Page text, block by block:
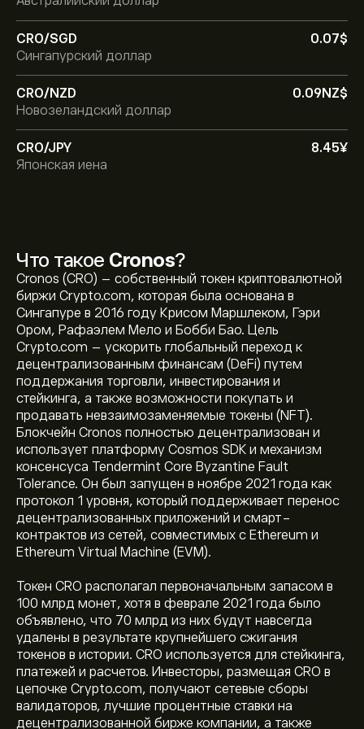
CRO/SGD
0.07‎$‎
Сингапурский доллар
CRO/NZD
0.09‎NZ$‎
Новозеландский доллар
CRO/JPY
8.45‎¥‎
Японская иена
Что такое Cronos?
Cronos (CRO) – собственный токен криптовалютной
биржи Crypto.com, которая была основана в
Сингапуре в 2016 году Крисом Маршлеком, Гэри
Ором, Рафаэлем Мело и Бобби Бао. Цель
Crypto.com – ускорить глобальный переход к
децентрализованным финансам (DeFi) путем
поддержания торговли, инвестирования и
стейкинга, а также возможности покупать и
продавать невзаимозаменяемые токены (NFT).
Блокчейн Cronos полностью децентрализован и
использует платформу Cosmos SDK и механизм
консенсуса Tendermint Core Byzantine Fault
Tolerance. Он был запущен в ноябре 2021 года как
протокол 1 уровня, который поддерживает перенос
децентрализованных приложений и смарт-
контрактов из сетей, совместимых с Ethereum и
Ethereum Virtual Machine (EVM).
Токен CRO располагал первоначальным запасом в
100 млрд монет, хотя в феврале 2021 года было
объявлено, что 70 млрд из них будут навсегда
удалены в результате крупнейшего сжигания
токенов в истории. CRO используется для стейкинга,
платежей и расчетов. Инвесторы, размещая CRO в
цепочке Crypto.com, получают сетевые сборы
валидаторов, лучшие процентные ставки на
децентрализованной бирже компании, а также
Текущая цена CRO — это 0.05354‎$‎ долларов США
Рыночная капитализация Cronos — это 2.54B‎$‎